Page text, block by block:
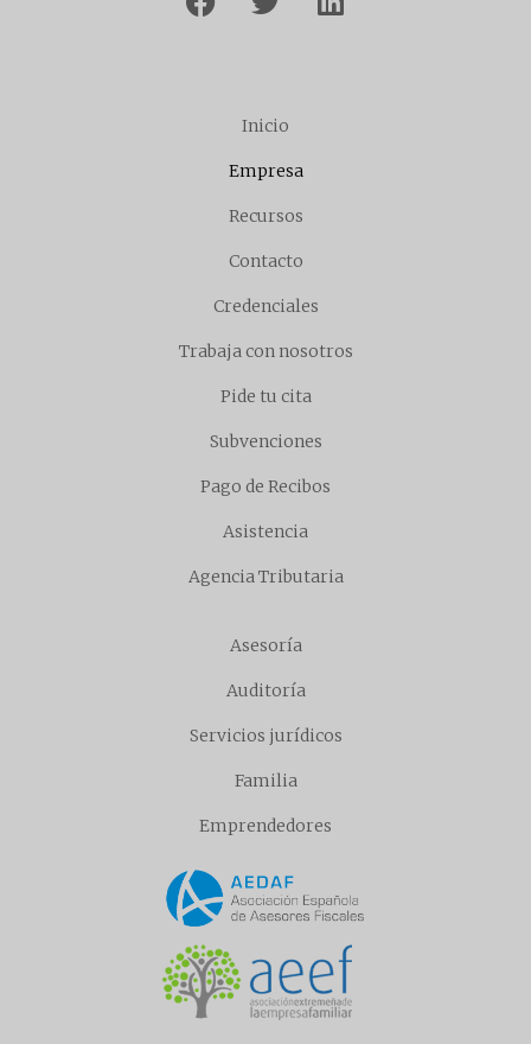
Inicio
Empresa
Recursos
Contacto
Credenciales
Trabaja con nosotros
Pide tu cita
Subvenciones
Pago de Recibos
Asistencia
Agencia Tributaria
Asesoría
Auditoría
Servicios jurídicos
Familia
Emprendedores